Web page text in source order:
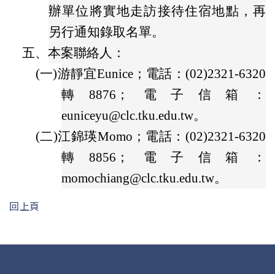
辦單位將實地走訪接待住宿地點，再
另行通知錄取名單。
五、本案聯絡人：
(一)游靜宜Eunice；電話：(02)2321-6320
轉8876；電子信箱：
euniceyu@clc.tku.edu.tw。
(二)江錦瑛Momo；電話：(02)2321-6320
轉8856；電子信箱：
momochiang@clc.tku.edu.tw。
回上頁